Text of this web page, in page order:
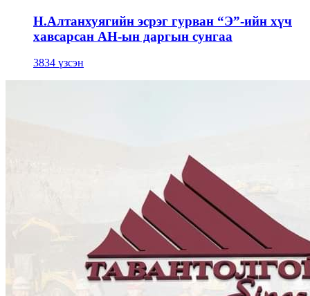
Н.Алтанхуягийн эсрэг гурван “Э”-ийн хүч
хавсарсан АН-ын даргын сунгаа
3834 үзсэн